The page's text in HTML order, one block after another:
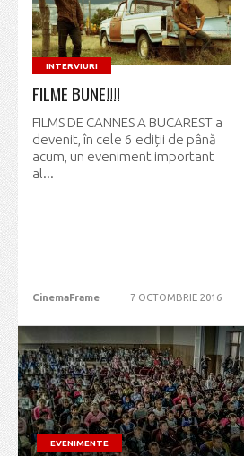
INTERVIURI
FILME BUNE!!!!
FILMS DE CANNES A BUCAREST a
devenit, în cele 6 ediții de până
acum, un eveniment important
al...
CinemaFrame 7 OCTOMBRIE 2016
EVENIMENTE
READ MORE